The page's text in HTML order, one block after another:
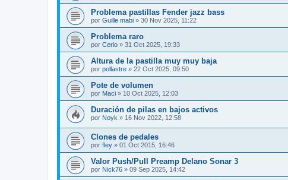
Problema pastillas Fender jazz bass
por Guille mabi » 30 Nov 2025, 11:22
Problema raro
por Cerio » 31 Oct 2025, 19:33
Altura de la pastilla muy muy baja
por pollastre » 22 Oct 2025, 09:50
Pote de volumen
por Maci » 10 Oct 2025, 12:03
Duración de pilas en bajos activos
por Noyk » 16 Nov 2022, 12:58
Clones de pedales
por fley » 01 Oct 2015, 16:46
Valor Push/Pull Preamp Delano Sonar 3
por Nick76 » 09 Sep 2025, 14:42